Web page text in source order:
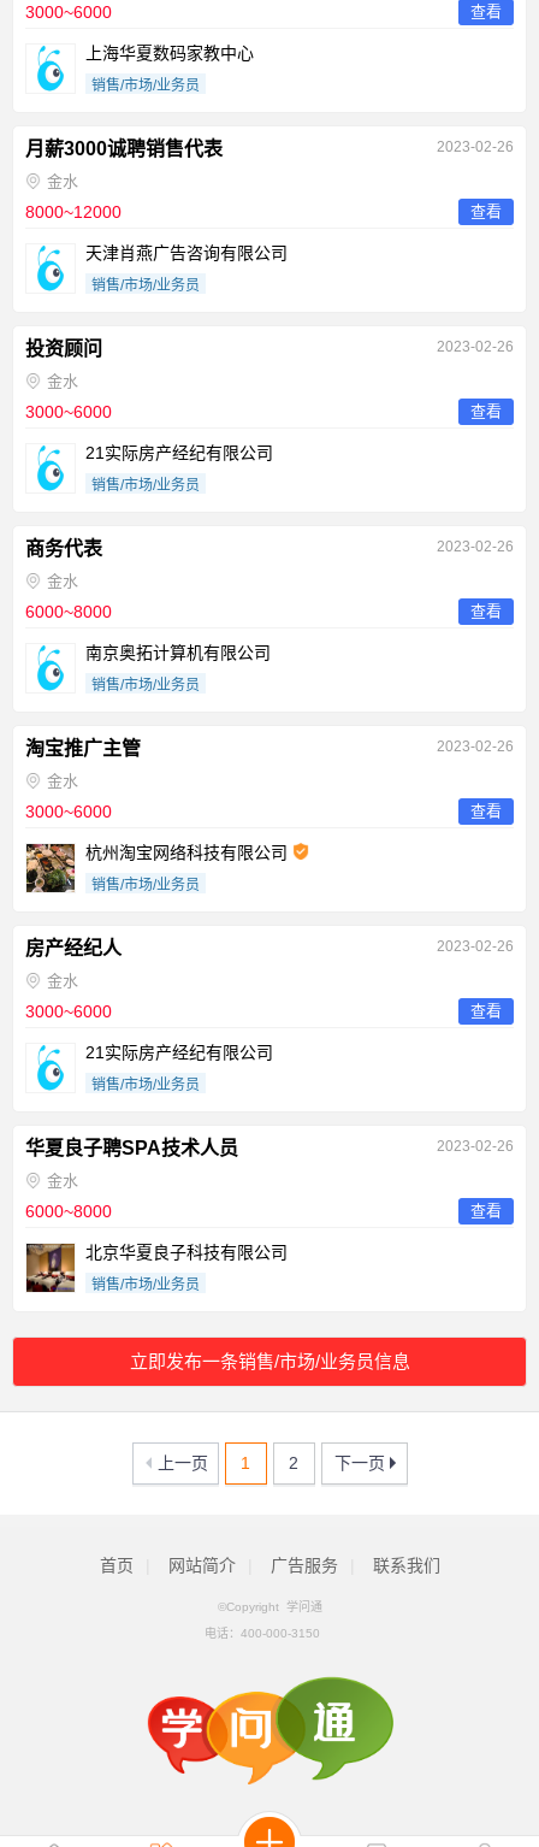
3000~6000 查看
上海华夏数码家教中心
销售/市场/业务员
月薪3000诚聘销售代表 2023-02-26
金水
8000~12000 查看
天津肖燕广告咨询有限公司
销售/市场/业务员
投资顾问 2023-02-26
金水
3000~6000 查看
21实际房产经纪有限公司
销售/市场/业务员
商务代表 2023-02-26
金水
6000~8000 查看
南京奥拓计算机有限公司
销售/市场/业务员
淘宝推广主管 2023-02-26
金水
3000~6000 查看
杭州淘宝网络科技有限公司
销售/市场/业务员
房产经纪人 2023-02-26
金水
3000~6000 查看
21实际房产经纪有限公司
销售/市场/业务员
华夏良子聘SPA技术人员 2023-02-26
金水
6000~8000 查看
北京华夏良子科技有限公司
销售/市场/业务员
立即发布一条销售/市场/业务员信息
上一页 1 2 下一页
首页 网站简介 广告服务 联系我们
©Copyright 学问通
电话： 400-000-3150